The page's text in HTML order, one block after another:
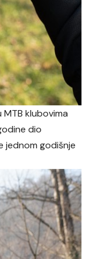
klubovima
dio
jednom godišnje